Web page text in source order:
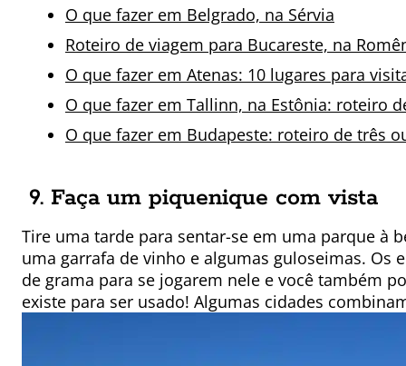
O que fazer em Belgrado, na Sérvia
Roteiro de viagem para Bucareste, na
O que fazer em Atenas: 10 lugares para
O que fazer em Tallinn, na Estônia: roteiro
O que fazer em Budapeste: roteiro de três
9. Faça um piquenique com vista
Tire uma tarde para sentar-se em uma parque à
uma garrafa de vinho e algumas guloseimas. Os
de grama para se jogarem nele e você também
existe para ser usado! Algumas cidades